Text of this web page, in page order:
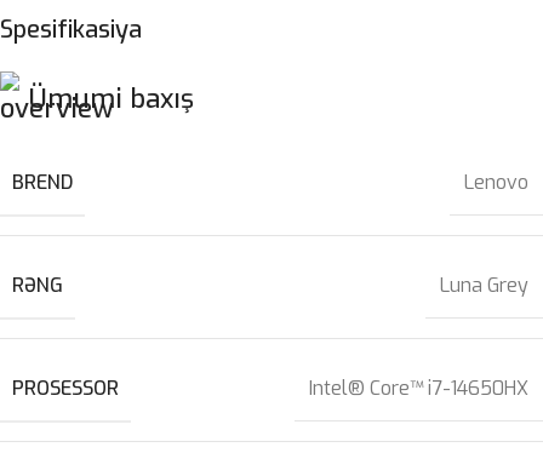
Spesifikasiya
Ümumi baxış
BREND Lenovo
RƏNG Luna Grey
PROSESSOR Intel® Core™ i7-14650HX